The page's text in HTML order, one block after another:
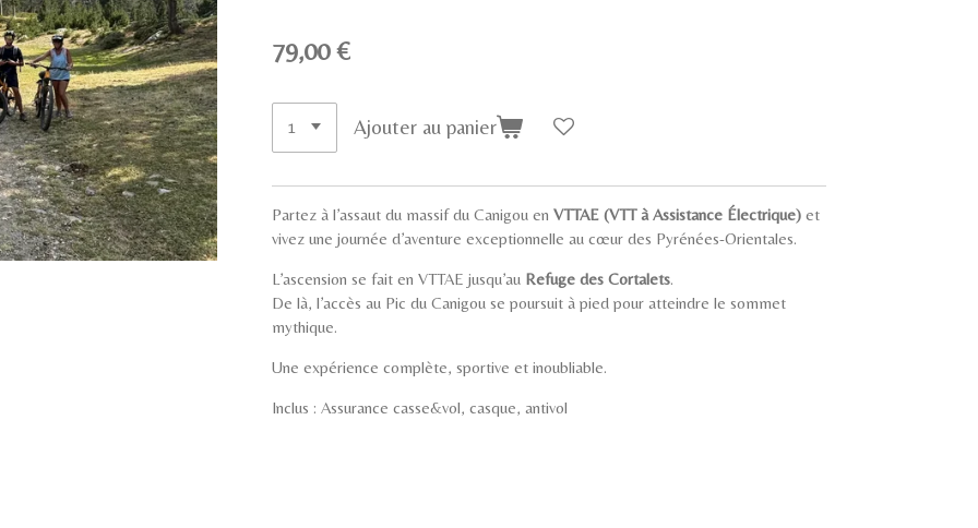
79,00 €
Ajouter au panier
Partez à l’assaut du massif du Canigou en VTTAE (VTT à Assistance Électrique) et
vivez une journée d’aventure exceptionnelle au cœur des Pyrénées-Orientales.
L’ascension se fait en VTTAE jusqu’au Refuge des Cortalets.
De là, l’accès au Pic du Canigou se poursuit à pied pour atteindre le sommet
mythique.
Une expérience complète, sportive et inoubliable.
Inclus : Assurance casse&vol, casque, antivol